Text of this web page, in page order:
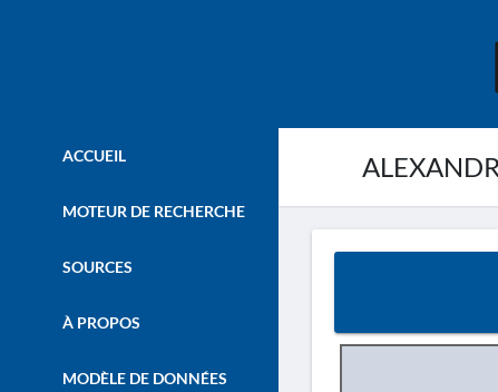
ACCUEIL
MOTEUR DE RECHERCHE
SOURCES
À PROPOS
MODÈLE DE DONNÉES